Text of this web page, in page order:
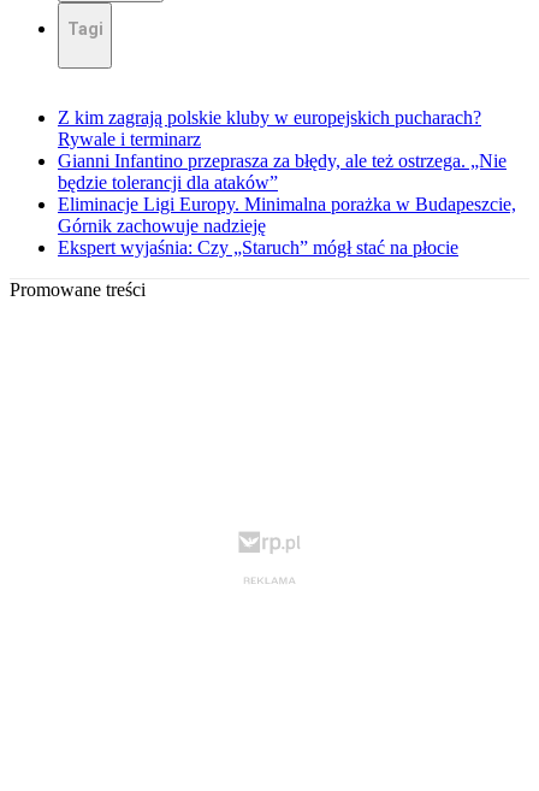
Tagi
Z kim zagrają polskie kluby w europejskich pucharach?
Rywale i terminarz
Gianni Infantino przeprasza za błędy, ale też ostrzega. „Nie
będzie tolerancji dla ataków”
Eliminacje Ligi Europy. Minimalna porażka w Budapeszcie,
Górnik zachowuje nadzieję
Ekspert wyjaśnia: Czy „Staruch” mógł stać na płocie
Promowane treści